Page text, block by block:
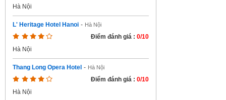
Hà Nội
L' Heritage Hotel Hanoi - Hà Nội
Điểm đánh giá : 0/10
Hà Nội
Thang Long Opera Hotel - Hà Nội
Điểm đánh giá : 0/10
Hà Nội